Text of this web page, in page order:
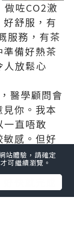
咗CO2激
舒服，有
服務，有茶
備好熱茶
人放鬆心
醫學顧問會
你。我本
一直唔敢
感。但好
前先係面部
之後再逐
快就完成
站體驗，請確定
才可繼續瀏覽。